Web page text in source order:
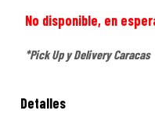
No disponible, en
*Pick Up y Delivery Caracas
Detalles